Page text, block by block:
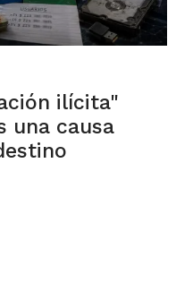
ilícita"
una causa